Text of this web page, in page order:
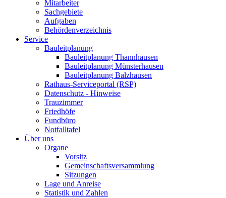
Mitarbeiter
Sachgebiete
Aufgaben
Behördenverzeichnis
Service
Bauleitplanung
Bauleitplanung Thannhausen
Bauleitplanung Münsterhausen
Bauleitplanung Balzhausen
Rathaus-Serviceportal (RSP)
Datenschutz - Hinweise
Trauzimmer
Friedhöfe
Fundbüro
Notfalltafel
Über uns
Organe
Vorsitz
Gemeinschaftsversammlung
Sitzungen
Lage und Anreise
Statistik und Zahlen